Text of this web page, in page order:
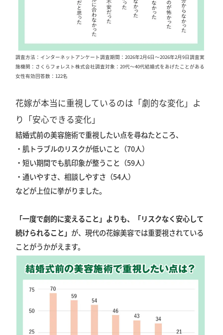
調査方法：インターネットアンケート調査期間：2026年2月6日〜2026年2月9日調査実
施機関：さくらフォレスト株式会社調査対象：20代〜40代結婚式をあげたことがある
女性有効回答数：122名
花嫁が本当に重視しているのは「劇的な変化」よ
り「安心できる変化」
結婚式前の美容施術で重視したい点を尋ねたところ、
・肌トラブルのリスクが低いこと（70人）
・短い期間でも肌印象が整うこと（59人）
・通いやすさ、相談しやすさ（54人）
などが上位に挙がりました。
「一度で劇的に変えること」よりも、「リスクなく安心して
続けられること」 が、現代の花嫁美容では重要視されている
ことがうかがえます。